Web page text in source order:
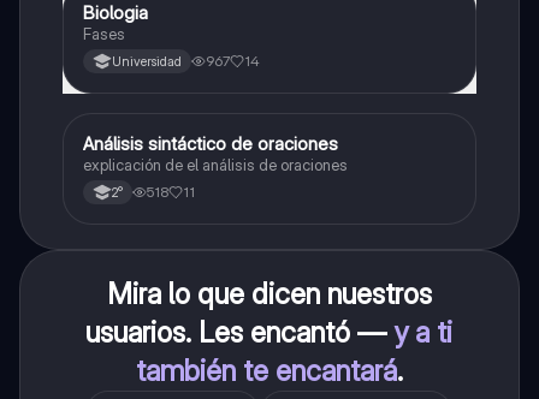
Biología
Biologia
Fases
Universidad 967 14
Lengua
Análisis sintáctico de oraciones
explicación de el análisis de oraciones
2° 518 11
Mira lo que dicen nuestros
usuarios. Les encantó —y a ti
también te encantará.